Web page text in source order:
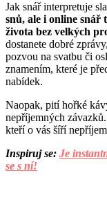
Jak snář interpretuje
snů, ale i online snář
života bez velkých
dostanete dobré
pozvou na svatbu či
znamením, které je
nabídek.
Naopak, pití hořké
nepříjemných
kteří o vás šíří
Inspiruj se: Je
se s ní!